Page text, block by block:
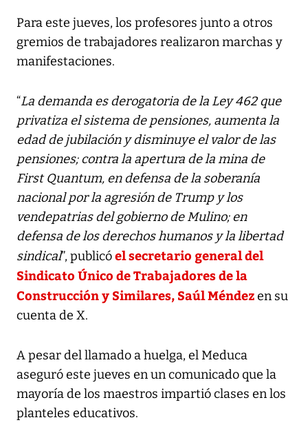
Para este jueves, los profesores junto a otros
gremios de trabajadores realizaron marchas y
manifestaciones.
“La demanda es derogatoria de la Ley 462 que
privatiza el sistema de pensiones, aumenta la
edad de jubilación y disminuye el valor de las
pensiones; contra la apertura de la mina de
First Quantum, en defensa de la soberanía
nacional por la agresión de Trump y los
vendepatrias del gobierno de Mulino; en
defensa de los derechos humanos y la libertad
sindical”, publicóel secretario general del
Sindicato Único de Trabajadores de la
Construcción y Similares, Saúl Méndezen su
cuenta de X.
A pesar del llamado a huelga, el Meduca
aseguró este jueves en un comunicado que la
mayoría de los maestros impartió clases en los
planteles educativos.